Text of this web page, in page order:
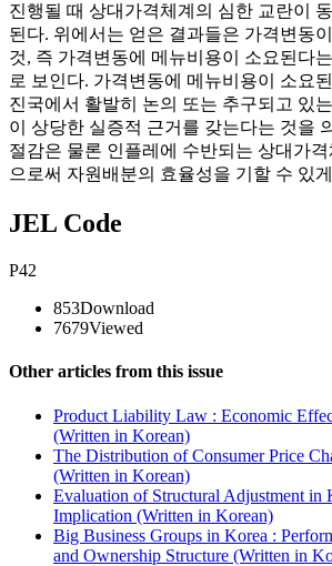
진행될 때 상대가격체계의 심한 교란이
된다. 위에서는 얻은 결과들은 가격변동
것, 즉 가격변동에 메뉴비용이 소요된다
로 보인다. 가격변동에 메뉴비용이 소요
진국에서 활발히 논의 또는 추구되고 있
이 상당한 실증적 근거를 갖는다는 것을
절감은 물론 인플레에 수반되는 상대가
으로써 자원배분의 효율성을 기할 수 있
JEL Code
P42
853Download
7679Viewed
Other articles from this issue
Product Liability Law : Economic
(Written in Korean)
The Distribution of Consumer Price
(Written in Korean)
Evaluation of Structural Adjustment in
Implication (Written in Korean)
Big Business Groups in Korea :
and Ownership Structure (Written in